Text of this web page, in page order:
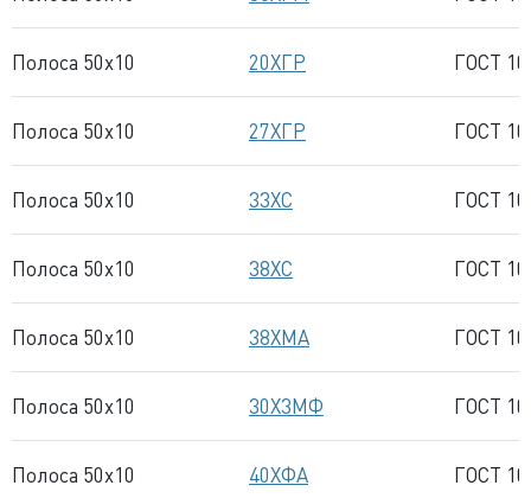
Полоса 50x10 20ХГР ГОСТ
Полоса 50x10 27ХГР ГОСТ
Полоса 50x10 33ХС ГОСТ
Полоса 50x10 38ХС ГОСТ
Полоса 50x10 38ХМА ГОСТ
Полоса 50x10 30Х3МФ ГОСТ
Полоса 50x10 40ХФА ГОСТ